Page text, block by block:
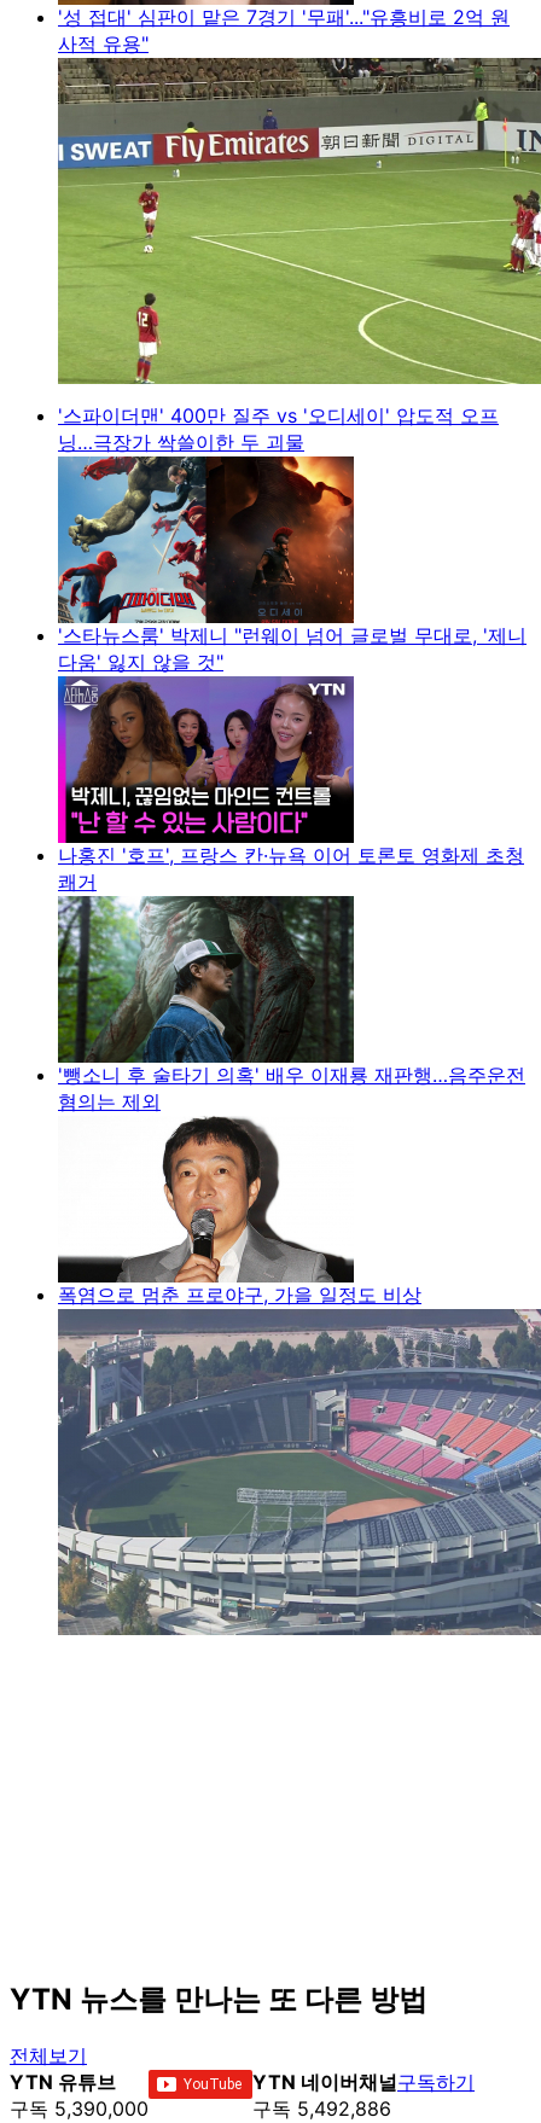
'성 접대' 심판이 맡은 7경기 '무패'..."유흥비로 2억 원
사적 유용"
'스파이더맨' 400만 질주 vs '오디세이' 압도적 오프
닝…극장가 싹쓸이한 두 괴물
'스타뉴스룸' 박제니 "런웨이 넘어 글로벌 무대로, '제니
다움' 잃지 않을 것"
나홍진 '호프', 프랑스 칸·뉴욕 이어 토론토 영화제 초청
쾌거
'뺑소니 후 술타기 의혹' 배우 이재룡 재판행…음주운전
혐의는 제외
폭염으로 멈춘 프로야구, 가을 일정도 비상
YTN 뉴스를 만나는 또 다른 방법
전체보기
YTN 유튜브
구독 5,390,000
YTN 네이버채널
구독 5,492,886
구독하기